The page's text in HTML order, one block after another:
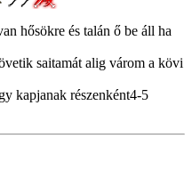
hősökre és talán ő be áll ha
saitamát alig várom a kövi
kapjanak részenként4-5